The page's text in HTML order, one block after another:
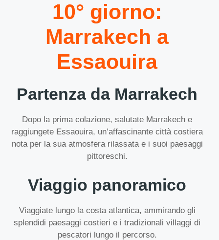
10° giorno:
Marrakech a
Essaouira
Partenza da Marrakech
Dopo la prima colazione, salutate Marrakech e
raggiungete Essaouira, un’affascinante città costiera
nota per la sua atmosfera rilassata e i suoi paesaggi
pittoreschi.
Viaggio panoramico
Viaggiate lungo la costa atlantica, ammirando gli
splendidi paesaggi costieri e i tradizionali villaggi di
pescatori lungo il percorso.